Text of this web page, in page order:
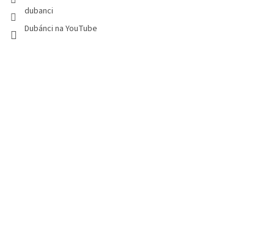
dubanci
Dubánci na YouTube